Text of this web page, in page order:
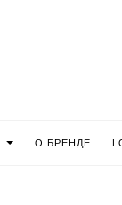
О БРЕНДЕ